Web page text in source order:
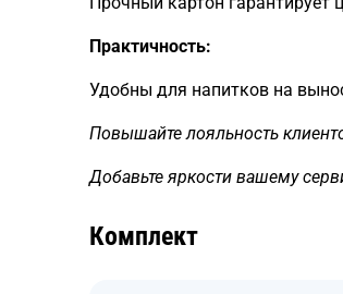
Практичность:
Удобны для напитков на
Повышайте лояльность
Добавьте яркости вашему
Комплект